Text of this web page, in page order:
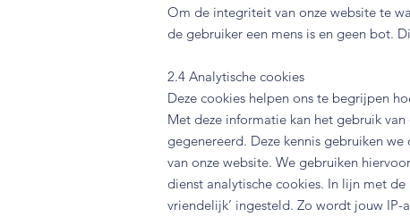
Om de integriteit van onze website te
de gebruiker een mens is en geen bot.
2.4 Analytische cookies
Deze cookies helpen ons te begrijpen
Met deze informatie kan het gebruik
gegenereerd. Deze kennis gebruiken
van onze website. We gebruiken
dienst analytische cookies. In lijn met
vriendelijk’ ingesteld. Zo wordt jouw